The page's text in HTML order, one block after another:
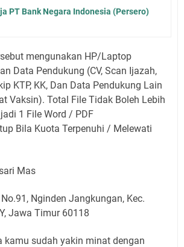
PT Bank Negara Indonesia (Persero)
mengunakan HP/Laptop
Data Pendukung (CV, Scan Ijazah,
KTP, KK, Dan Data Pendukung Lain
Vaksin). Total File Tidak Boleh Lebih
1 File Word / PDF
Bila Kuota Terpenuhi / Melewati
Mas
Nginden Jangkungan, Kec.
Jawa Timur 60118
kamu sudah yakin minat dengan